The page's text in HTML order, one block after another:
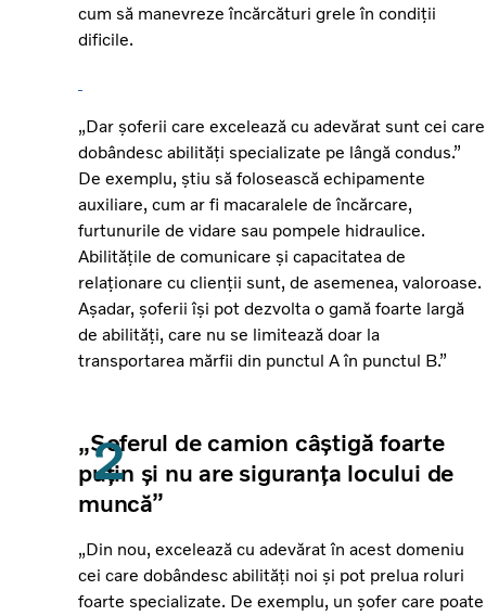
cum să manevreze încărcături grele în condiții
dificile.
„Dar șoferii care excelează cu adevărat sunt cei care
dobândesc abilități specializate pe lângă condus.”
De exemplu, știu să folosească echipamente
auxiliare, cum ar fi macaralele de încărcare,
furtunurile de vidare sau pompele hidraulice.
Abilitățile de comunicare și capacitatea de
relaționare cu clienții sunt, de asemenea, valoroase.
Așadar, șoferii își pot dezvolta o gamă foarte largă
de abilități, care nu se limitează doar la
transportarea mărfii din punctul A în punctul B.”
„Șoferul de camion câștigă foarte
puțin și nu are siguranța locului de
muncă”
„Din nou, excelează cu adevărat în acest domeniu
cei care dobândesc abilități noi și pot prelua roluri
foarte specializate. De exemplu, un șofer care poate